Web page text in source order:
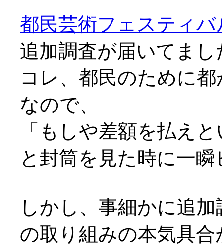
都民芸術フェスティバ
追加調査が届いてまし
コレ、都民のために
なので、
「もしや差額を払え
と封筒を見た時に一
しかし、事細かに追
の取り組みの本気具